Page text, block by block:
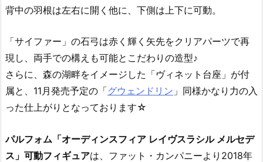
背中の羽根は左右に開く他に、下側は上下に可動。
「サイファー」の石弓は赤く輝く矢先をクリアパーツで再
現し、両手での構えも可能とこだわりの造型♪
さらに、森の湖畔をイメージした「ヴィネット台座」が付
属と、11月発売予定の「グウェンドリン 」同様かなり力の入
った仕上がりとなっております☆
パルフォム「オーディンスフィア レイヴスラシル メルセデ
ス」可動フィギュアは、ファット・カンパニーより2018年